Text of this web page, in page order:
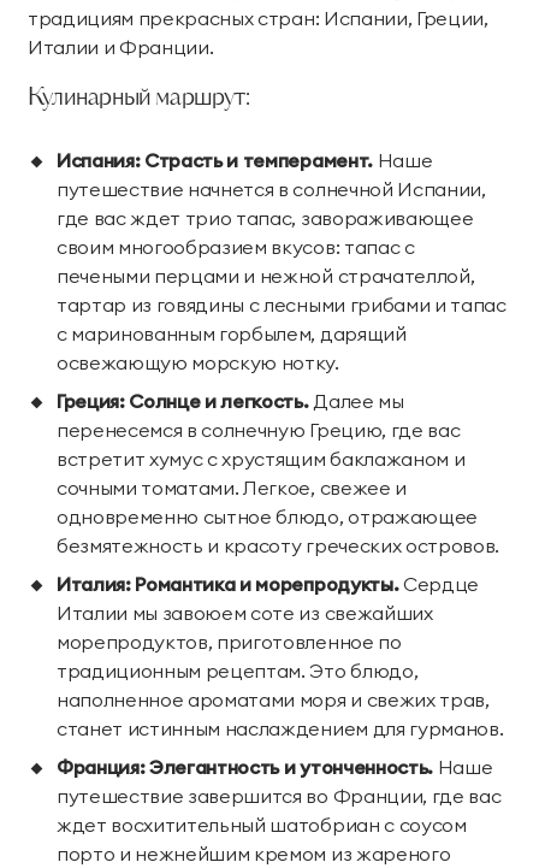
традициям прекрасных стран: Испании, Греции,
Италии и Франции.
Кулинарный маршрут:
Испания: Страсть и темперамент.Наше
путешествие начнется в солнечной Испании,
где вас ждет трио тапас, завораживающее
своим многообразием вкусов: тапас с
печеными перцами и нежной страчателлой,
тартар из говядины с лесными грибами и тапас
с маринованным горбылем, дарящий
освежающую морскую нотку.
Греция: Солнце и легкость.Далее мы
перенесемся в солнечную Грецию, где вас
встретит хумус с хрустящим баклажаном и
сочными томатами. Легкое, свежее и
одновременно сытное блюдо, отражающее
безмятежность и красоту греческих островов.
Италия: Романтика и морепродукты.Сердце
Италии мы завоюем соте из свежайших
морепродуктов, приготовленное по
традиционным рецептам. Это блюдо,
наполненное ароматами моря и свежих трав,
станет истинным наслаждением для гурманов.
Франция: Элегантность и утонченность. Наше
путешествие завершится во Франции, где вас
ждет восхитительный шатобриан с соусом
порто и нежнейшим кремом из жареного
Парк приключений
Дримвуд
Развлекательный
центр «Метрополис»
Анимация
Парк развлечений
«Дримвуд»
Пиратский галеон
«Полундра»
Номера для малышей Услуги няни
Детский клуб
День рождения для
детей
Спорт и активный отдых
Тренажерный зал Игровой зал
Фитнес студия Бассейны
Теннисные корты Падел
Морские развлечения
Яхты Пляж
Дайвинг Морские развлечения
Императорские виллы
Винные виллы
Семейные винные
виллы
Президентские
Размещение с
животными